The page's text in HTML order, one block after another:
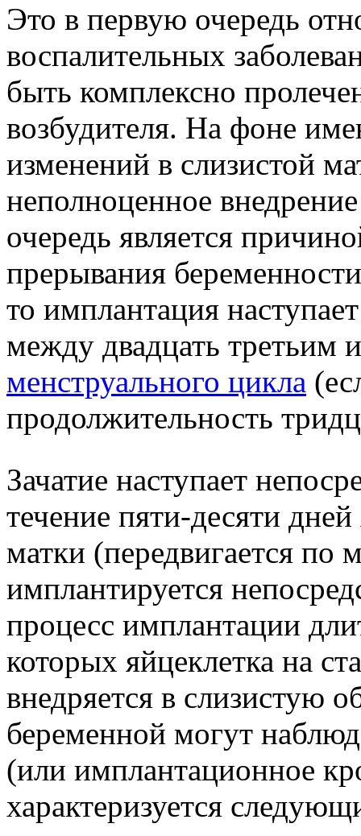
Это в первую очередь
воспалительных
быть комплексно
возбудителя. На фоне
изменений в слизистой
неполноценное
очередь является
прерывания
то имплантация
между двадцать третьим
менструального цикла
продолжительность
Зачатие наступает
течение пяти-десяти
матки (передвигается по
имплантируется
процесс имплантации
которых яйцеклетка на
внедряется в слизистую
беременной могут
(или имплантационное
характеризуется